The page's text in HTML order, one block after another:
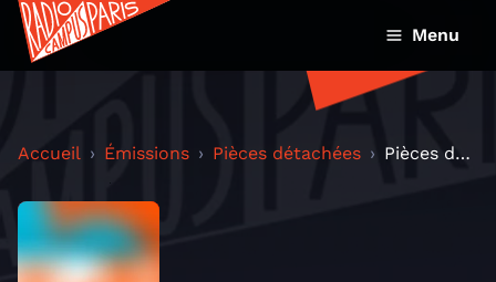
Menu
Accueil Émissions Pièces détachées Pièces détachées: "Faisons Corps"